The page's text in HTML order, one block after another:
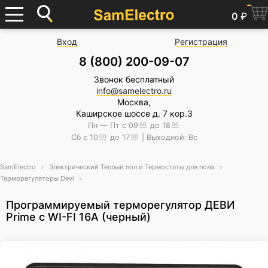
0 ₽
Вход Регистрация
8 (800) 200-09-07
Звонок бесплатный
info@samelectro.ru
Москва,
Каширское шоссе д. 7 кор.3
Пн — Пт с 09 00 до 18 00
Сб с 10 00 до 17 00 | Выходной: Вс
SamElectro
Электрический Теплый пол и Термостаты для пола
Терморегуляторы Devi
Программируемый терморегулятор ДЕВИ
Prime с WI-FI 16A (черный)